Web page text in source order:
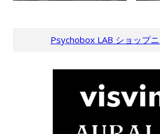
Psychobox LAB ショップ